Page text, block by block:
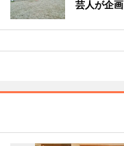
芸人が企画